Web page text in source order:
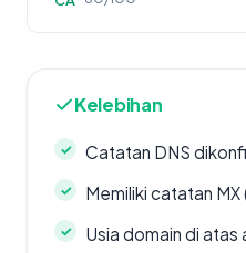
Kelebihan
Catatan DNS
Memiliki catatan MX
Usia domain di atas